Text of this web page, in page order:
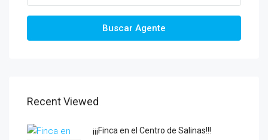
Buscar Agente
Recent Viewed
¡¡¡Finca en el Centro de Salinas!!!